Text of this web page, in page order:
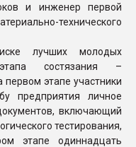
и инженер первой
технического
лучших молодых
состязания –
этапе участники
предприятия личное
включающий
тестирования,
этапе одиннадцать